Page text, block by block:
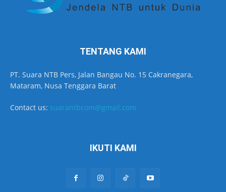
TENTANG KAMI
PT. Suara NTB Pers, Jalan Bangau No. 15 Cakranegara,
Mataram, Nusa Tenggara Barat
Contact us: suarantbcom@gmail.com
IKUTI KAMI